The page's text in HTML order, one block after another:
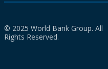
© 2025 World Bank Group. All
Rights Reserved.